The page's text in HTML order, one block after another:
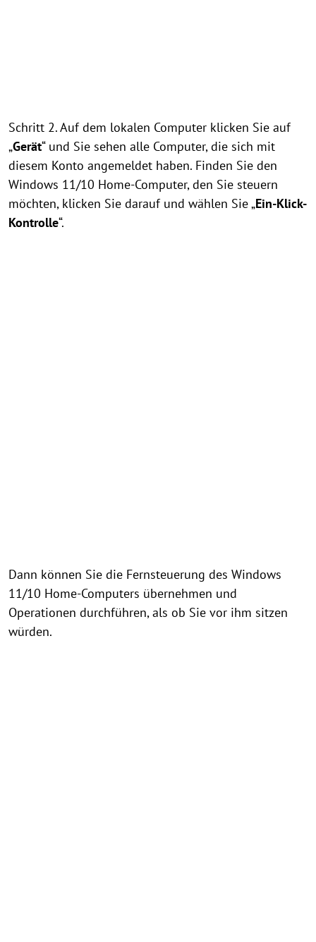
Schritt 2. Auf dem lokalen Computer klicken Sie auf
„Gerät“ und Sie sehen alle Computer, die sich mit
diesem Konto angemeldet haben. Finden Sie den
Windows 11/10 Home-Computer, den Sie steuern
möchten, klicken Sie darauf und wählen Sie „Ein-Klick-
Kontrolle“.
Dann können Sie die Fernsteuerung des Windows
11/10 Home-Computers übernehmen und
Operationen durchführen, als ob Sie vor ihm sitzen
würden.